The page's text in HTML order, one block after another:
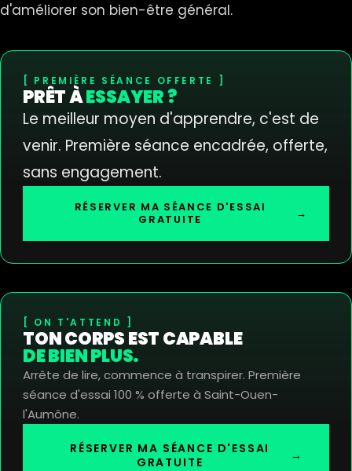
d'améliorer son bien-être général.
PREMIÈRE SÉANCE OFFERTE
PRÊT ÀESSAYER ?
Le meilleur moyen d'apprendre, c'est de
venir. Première séance encadrée, offerte,
sans engagement.
RÉSERVER MA SÉANCE D'ESSAI
GRATUITE
→
ON T'ATTEND
TON CORPS EST CAPABLE
DE BIEN PLUS.
Arrête de lire, commence à transpirer. Première
séance d'essai 100 % offerte à Saint-Ouen-
l'Aumône.
RÉSERVER MA SÉANCE D'ESSAI
GRATUITE
→